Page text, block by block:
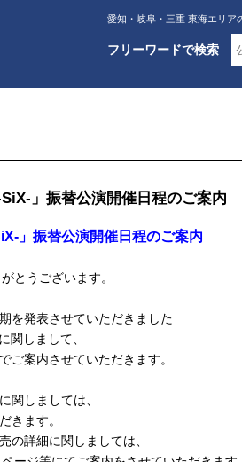
愛知・岐阜・三重 東海エリア
フリーワードで検索
」振替公演開催日程のご案内
」振替公演開催日程のご案内
とうございます。
を発表させていただきました
関しまして、
ご案内させていただきます。
関しましては、
きます。
の詳細に関しましては、